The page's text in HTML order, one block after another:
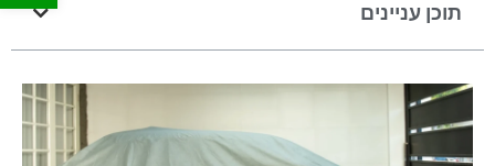
תוכן עניינים